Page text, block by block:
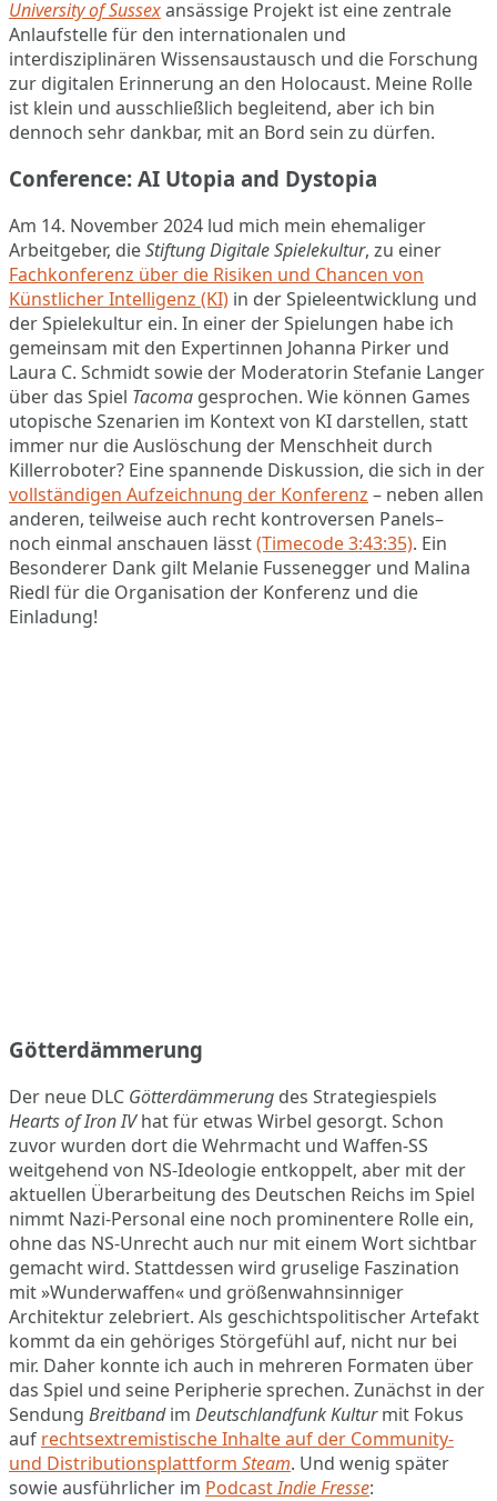
University of Sussexansässige Projekt ist eine zentrale
Anlaufstelle für den internationalen und
interdisziplinären Wissensaustausch und die Forschung
zur digitalen Erinnerung an den Holocaust. Meine Rolle
ist klein und ausschließlich begleitend, aber ich bin
dennoch sehr dankbar, mit an Bord sein zu dürfen.
Conference: AI Utopia and Dystopia
Am 14. November 2024 lud mich mein ehemaliger
Arbeitgeber, dieStiftung Digitale Spielekultur, zu einer
Fachkonferenz über die Risiken und Chancen von
Künstlicher Intelligenz (KI) in der Spieleentwicklung und
der Spielekultur ein. In einer der Spielungen habe ich
gemeinsam mit den Expertinnen Johanna Pirker und
Laura C. Schmidt sowie der Moderatorin Stefanie Langer
über das Spiel Tacoma gesprochen. Wie können Games
utopische Szenarien im Kontext von KI darstellen, statt
immer nur die Auslöschung der Menschheit durch
Killerroboter? Eine spannende Diskussion, die sich in der
vollständigen Aufzeichnung der Konferenz – neben allen
anderen, teilweise auch recht kontroversen Panels–
noch einmal anschauen lässt(Timecode 3:43:35). Ein
Besonderer Dank gilt Melanie Fussenegger und Malina
Riedl für die Organisation der Konferenz und die
Einladung!
Götterdämmerung
Der neue DLC Götterdämmerung des Strategiespiels
Hearts of Iron IVhat für etwas Wirbel gesorgt. Schon
zuvor wurden dort die Wehrmacht und Waffen-SS
weitgehend von NS-Ideologie entkoppelt, aber mit der
aktuellen Überarbeitung des Deutschen Reichs im Spiel
nimmt Nazi-Personal eine noch prominentere Rolle ein,
ohne das NS-Unrecht auch nur mit einem Wort sichtbar
gemacht wird. Stattdessen wird gruselige Faszination
mit »Wunderwaffen« und größenwahnsinniger
Architektur zelebriert. Als geschichtspolitischer Artefakt
kommt da ein gehöriges Störgefühl auf, nicht nur bei
mir. Daher konnte ich auch in mehreren Formaten über
das Spiel und seine Peripherie sprechen. Zunächst in der
Sendung Breitbandim Deutschlandfunk Kulturmit Fokus
auf rechtsextremistische Inhalte auf der Community-
und Distributionsplattform Steam. Und wenig später
sowie ausführlicher im PodcastIndie Fresse: